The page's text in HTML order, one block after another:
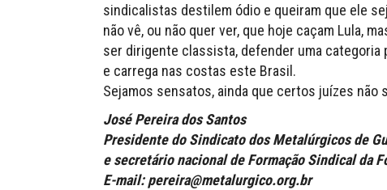
sindicalistas destilem ódio e queiram que ele
não vê, ou não quer ver, que hoje caçam Lula,
ser dirigente classista, defender uma categoria
e carrega nas costas este Brasil.
Sejamos sensatos, ainda que certos juízes não
José Pereira dos Santos
Presidente do Sindicato dos Metalúrgicos de
e secretário nacional de Formação Sindical da
E-mail: pereira@metalurgico.org.br